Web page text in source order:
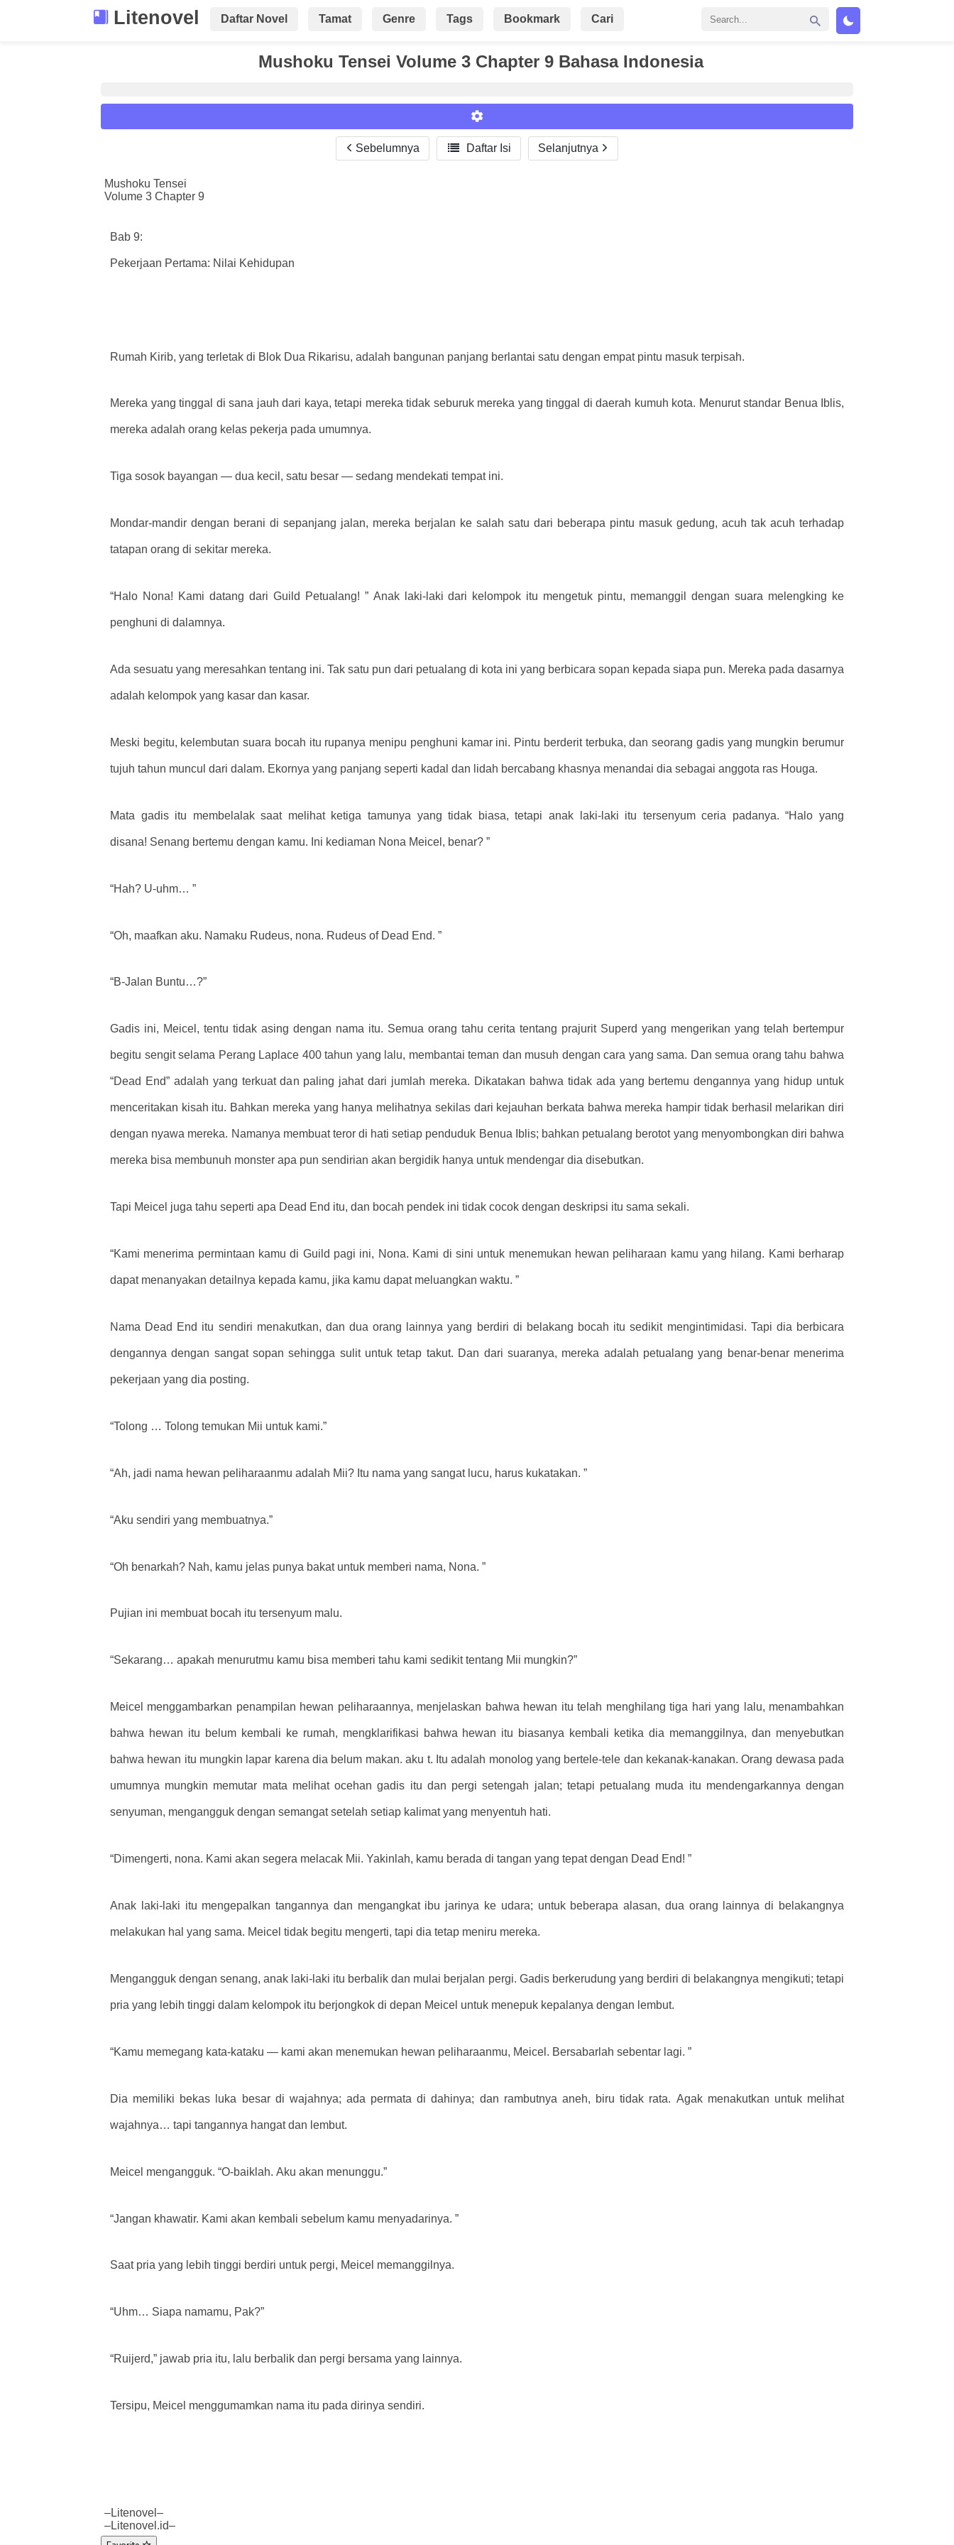
Litenovel Daftar Novel Tamat Genre Tags Bookmark Cari
Mushoku Tensei Volume 3 Chapter 9 Bahasa Indonesia
Font :
Titillium Web
Sebelumnya  Daftar Isi Selanjutnya
Mushoku Tensei
Volume 3 Chapter 9
Bab 9:
Pekerjaan Pertama: Nilai Kehidupan
Rumah Kirib, yang terletak di Blok Dua Rikarisu, adalah bangunan panjang berlantai satu dengan empat pintu masuk terpisah.
Mereka yang tinggal di sana jauh dari kaya, tetapi mereka tidak seburuk mereka yang tinggal di daerah kumuh kota. Menurut standar Benua Iblis,
mereka adalah orang kelas pekerja pada umumnya.
Tiga sosok bayangan — dua kecil, satu besar — ​​sedang mendekati tempat ini.
Mondar-mandir dengan berani di sepanjang jalan, mereka berjalan ke salah satu dari beberapa pintu masuk gedung, acuh tak acuh terhadap
tatapan orang di sekitar mereka.
“Halo Nona! Kami datang dari Guild Petualang! ” Anak laki-laki dari kelompok itu mengetuk pintu, memanggil dengan suara melengking ke
penghuni di dalamnya.
Ada sesuatu yang meresahkan tentang ini. Tak satu pun dari petualang di kota ini yang berbicara sopan kepada siapa pun. Mereka pada dasarnya
adalah kelompok yang kasar dan kasar.
Meski begitu, kelembutan suara bocah itu rupanya menipu penghuni kamar ini. Pintu berderit terbuka, dan seorang gadis yang mungkin berumur
tujuh tahun muncul dari dalam. Ekornya yang panjang seperti kadal dan lidah bercabang khasnya menandai dia sebagai anggota ras Houga.
Mata gadis itu membelalak saat melihat ketiga tamunya yang tidak biasa, tetapi anak laki-laki itu tersenyum ceria padanya. “Halo yang
disana! Senang bertemu dengan kamu. Ini kediaman Nona Meicel, benar? ”
“Hah? U-uhm… ”
“Oh, maafkan aku. Namaku Rudeus, nona. Rudeus of Dead End. ”
“B-Jalan Buntu…?”
Gadis ini, Meicel, tentu tidak asing dengan nama itu. Semua orang tahu cerita tentang prajurit Superd yang mengerikan yang telah bertempur
begitu sengit selama Perang Laplace 400 tahun yang lalu, membantai teman dan musuh dengan cara yang sama. Dan semua orang tahu bahwa
“Dead End” adalah yang terkuat dan paling jahat dari jumlah mereka. Dikatakan bahwa tidak ada yang bertemu dengannya yang hidup untuk
menceritakan kisah itu. Bahkan mereka yang hanya melihatnya sekilas dari kejauhan berkata bahwa mereka hampir tidak berhasil melarikan diri
dengan nyawa mereka. Namanya membuat teror di hati setiap penduduk Benua Iblis; bahkan petualang berotot yang menyombongkan diri bahwa
mereka bisa membunuh monster apa pun sendirian akan bergidik hanya untuk mendengar dia disebutkan.
Tapi Meicel juga tahu seperti apa Dead End itu, dan bocah pendek ini tidak cocok dengan deskripsi itu sama sekali.
“Kami menerima permintaan kamu di Guild pagi ini, Nona. Kami di sini untuk menemukan hewan peliharaan kamu yang hilang. Kami berharap
dapat menanyakan detailnya kepada kamu, jika kamu dapat meluangkan waktu. ”
Nama Dead End itu sendiri menakutkan, dan dua orang lainnya yang berdiri di belakang bocah itu sedikit mengintimidasi. Tapi dia berbicara
dengannya dengan sangat sopan sehingga sulit untuk tetap takut. Dan dari suaranya, mereka adalah petualang yang benar-benar menerima
pekerjaan yang dia posting.
“Tolong … Tolong temukan Mii untuk kami.”
“Ah, jadi nama hewan peliharaanmu adalah Mii? Itu nama yang sangat lucu, harus kukatakan. ”
“Aku sendiri yang membuatnya.”
“Oh benarkah? Nah, kamu jelas punya bakat untuk memberi nama, Nona. ”
Pujian ini membuat bocah itu tersenyum malu.
“Sekarang… apakah menurutmu kamu bisa memberi tahu kami sedikit tentang Mii mungkin?”
Meicel menggambarkan penampilan hewan peliharaannya, menjelaskan bahwa hewan itu telah menghilang tiga hari yang lalu, menambahkan
bahwa hewan itu belum kembali ke rumah, mengklarifikasi bahwa hewan itu biasanya kembali ketika dia memanggilnya, dan menyebutkan
bahwa hewan itu mungkin lapar karena dia belum makan. aku t. Itu adalah monolog yang bertele-tele dan kekanak-kanakan. Orang dewasa pada
umumnya mungkin memutar mata melihat ocehan gadis itu dan pergi setengah jalan; tetapi petualang muda itu mendengarkannya dengan
senyuman, mengangguk dengan semangat setelah setiap kalimat yang menyentuh hati.
“Dimengerti, nona. Kami akan segera melacak Mii. Yakinlah, kamu berada di tangan yang tepat dengan Dead End! ”
Anak laki-laki itu mengepalkan tangannya dan mengangkat ibu jarinya ke udara; untuk beberapa alasan, dua orang lainnya di belakangnya
melakukan hal yang sama. Meicel tidak begitu mengerti, tapi dia tetap meniru mereka.
Mengangguk dengan senang, anak laki-laki itu berbalik dan mulai berjalan pergi. Gadis berkerudung yang berdiri di belakangnya mengikuti; tetapi
pria yang lebih tinggi dalam kelompok itu berjongkok di depan Meicel untuk menepuk kepalanya dengan lembut.
“Kamu memegang kata-kataku — kami akan menemukan hewan peliharaanmu, Meicel. Bersabarlah sebentar lagi. ”
Dia memiliki bekas luka besar di wajahnya; ada permata di dahinya; dan rambutnya aneh, biru tidak rata. Agak menakutkan untuk melihat
wajahnya… tapi tangannya hangat dan lembut.
Meicel mengangguk. “O-baiklah. Aku akan menunggu.”
“Jangan khawatir. Kami akan kembali sebelum kamu menyadarinya. ”
Saat pria yang lebih tinggi berdiri untuk pergi, Meicel memanggilnya.
“Uhm… Siapa namamu, Pak?”
“Ruijerd,” jawab pria itu, lalu berbalik dan pergi bersama yang lainnya.
Tersipu, Meicel menggumamkan nama itu pada dirinya sendiri.
–Litenovel–
–Litenovel.id–